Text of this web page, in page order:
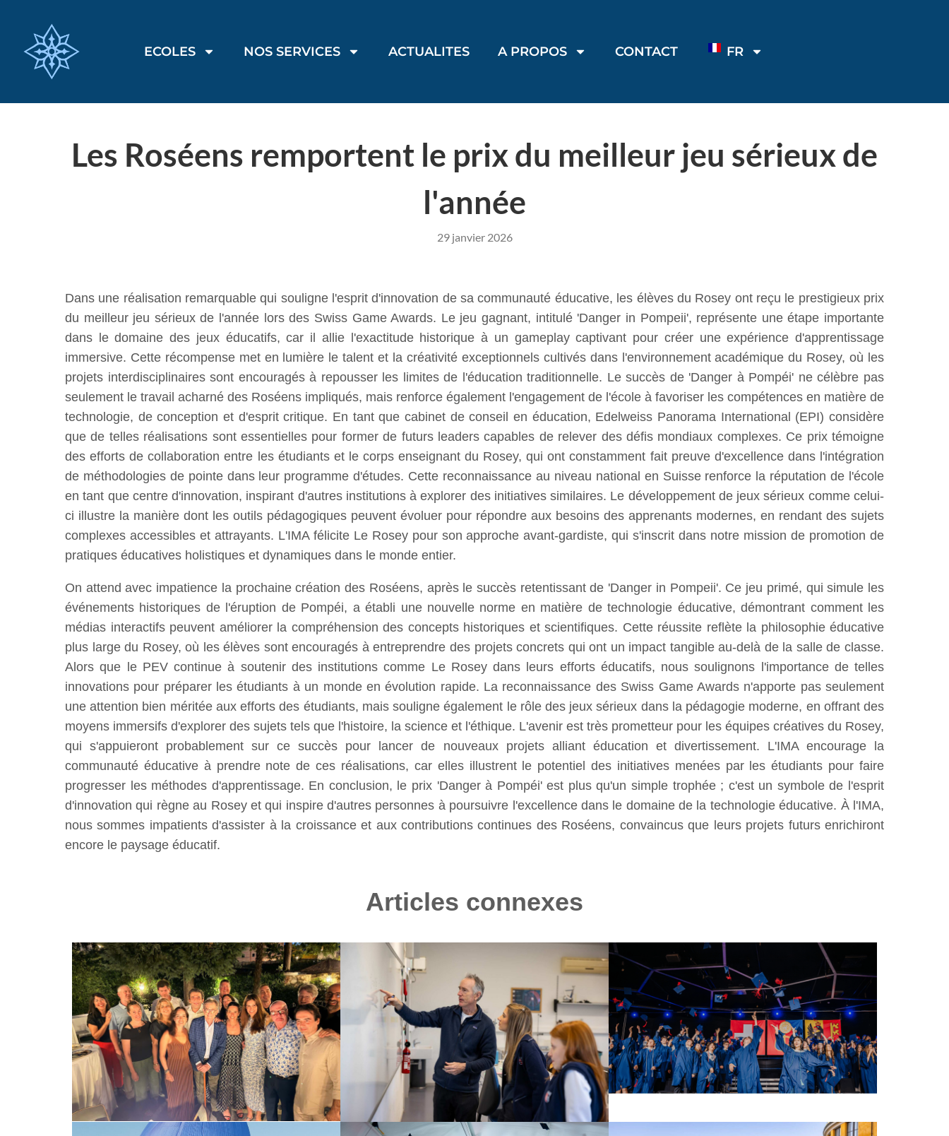
ECOLES NOS SERVICES ACTUALITES A PROPOS CONTACT FR
Les Roséens remportent le prix du meilleur jeu sérieux de
l'année
29 janvier 2026
Dans une réalisation remarquable qui souligne l'esprit d'innovation de sa communauté éducative, les élèves du Rosey ont reçu le prestigieux prix
du meilleur jeu sérieux de l'année lors des Swiss Game Awards. Le jeu gagnant, intitulé 'Danger in Pompeii', représente une étape importante
dans le domaine des jeux éducatifs, car il allie l'exactitude historique à un gameplay captivant pour créer une expérience d'apprentissage
immersive. Cette récompense met en lumière le talent et la créativité exceptionnels cultivés dans l'environnement académique du Rosey, où les
projets interdisciplinaires sont encouragés à repousser les limites de l'éducation traditionnelle. Le succès de 'Danger à Pompéi' ne célèbre pas
seulement le travail acharné des Roséens impliqués, mais renforce également l'engagement de l'école à favoriser les compétences en matière de
technologie, de conception et d'esprit critique. En tant que cabinet de conseil en éducation, Edelweiss Panorama International (EPI) considère
que de telles réalisations sont essentielles pour former de futurs leaders capables de relever des défis mondiaux complexes. Ce prix témoigne
des efforts de collaboration entre les étudiants et le corps enseignant du Rosey, qui ont constamment fait preuve d'excellence dans l'intégration
de méthodologies de pointe dans leur programme d'études. Cette reconnaissance au niveau national en Suisse renforce la réputation de l'école
en tant que centre d'innovation, inspirant d'autres institutions à explorer des initiatives similaires. Le développement de jeux sérieux comme celui-
ci illustre la manière dont les outils pédagogiques peuvent évoluer pour répondre aux besoins des apprenants modernes, en rendant des sujets
complexes accessibles et attrayants. L'IMA félicite Le Rosey pour son approche avant-gardiste, qui s'inscrit dans notre mission de promotion de
pratiques éducatives holistiques et dynamiques dans le monde entier.
On attend avec impatience la prochaine création des Roséens, après le succès retentissant de 'Danger in Pompeii'. Ce jeu primé, qui simule les
événements historiques de l'éruption de Pompéi, a établi une nouvelle norme en matière de technologie éducative, démontrant comment les
médias interactifs peuvent améliorer la compréhension des concepts historiques et scientifiques. Cette réussite reflète la philosophie éducative
plus large du Rosey, où les élèves sont encouragés à entreprendre des projets concrets qui ont un impact tangible au-delà de la salle de classe.
Alors que le PEV continue à soutenir des institutions comme Le Rosey dans leurs efforts éducatifs, nous soulignons l'importance de telles
innovations pour préparer les étudiants à un monde en évolution rapide. La reconnaissance des Swiss Game Awards n'apporte pas seulement
une attention bien méritée aux efforts des étudiants, mais souligne également le rôle des jeux sérieux dans la pédagogie moderne, en offrant des
moyens immersifs d'explorer des sujets tels que l'histoire, la science et l'éthique. L'avenir est très prometteur pour les équipes créatives du Rosey,
qui s'appuieront probablement sur ce succès pour lancer de nouveaux projets alliant éducation et divertissement. L'IMA encourage la
communauté éducative à prendre note de ces réalisations, car elles illustrent le potentiel des initiatives menées par les étudiants pour faire
progresser les méthodes d'apprentissage. En conclusion, le prix 'Danger à Pompéi' est plus qu'un simple trophée ; c'est un symbole de l'esprit
d'innovation qui règne au Rosey et qui inspire d'autres personnes à poursuivre l'excellence dans le domaine de la technologie éducative. À l'IMA,
nous sommes impatients d'assister à la croissance et aux contributions continues des Roséens, convaincus que leurs projets futurs enrichiront
encore le paysage éducatif.
Articles connexes